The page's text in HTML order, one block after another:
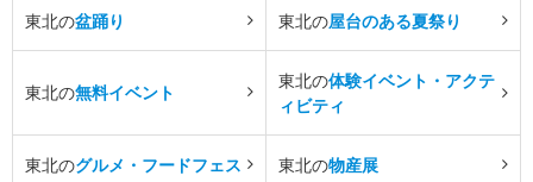
東北の盆踊り 東北の屋台のある夏祭り
東北の無料イベント
東北の体験イベント・アクテ
ィビティ
東北のグルメ・フードフェス 東北の物産展